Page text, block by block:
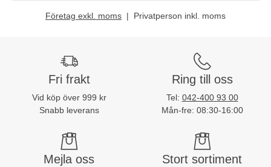
Företag exkl. moms Privatperson inkl. moms
Fri frakt
Vid köp över 999 kr
Snabb leverans
Ring till oss
Tel: 042-400 93 00
Mån-fre: 08:30-16:00
Mejla oss Stort sortiment